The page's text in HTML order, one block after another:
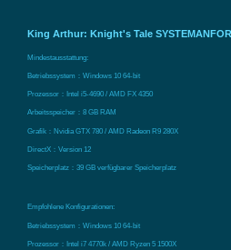
King Arthur: Knight's Tale
Mindestausstattung:
Betriebssystem：Windows 10 64-bit
Prozessor：Intel i5-4690 / AMD FX 4350
Arbeitsspeicher：8 GB RAM
Grafik：Nvidia GTX 780 / AMD Radeon R9 280X
DirectX：Version 12
Speicherplatz：39 GB verfügbarer Speicherplatz
Empfohlene Konfigurationen:
Betriebssystem：Windows 10 64-bit
Prozessor：Intel i7 4770k / AMD Ryzen 5 1500X